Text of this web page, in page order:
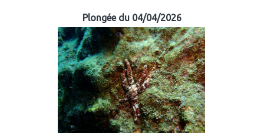
Plongée du 04/04/2026